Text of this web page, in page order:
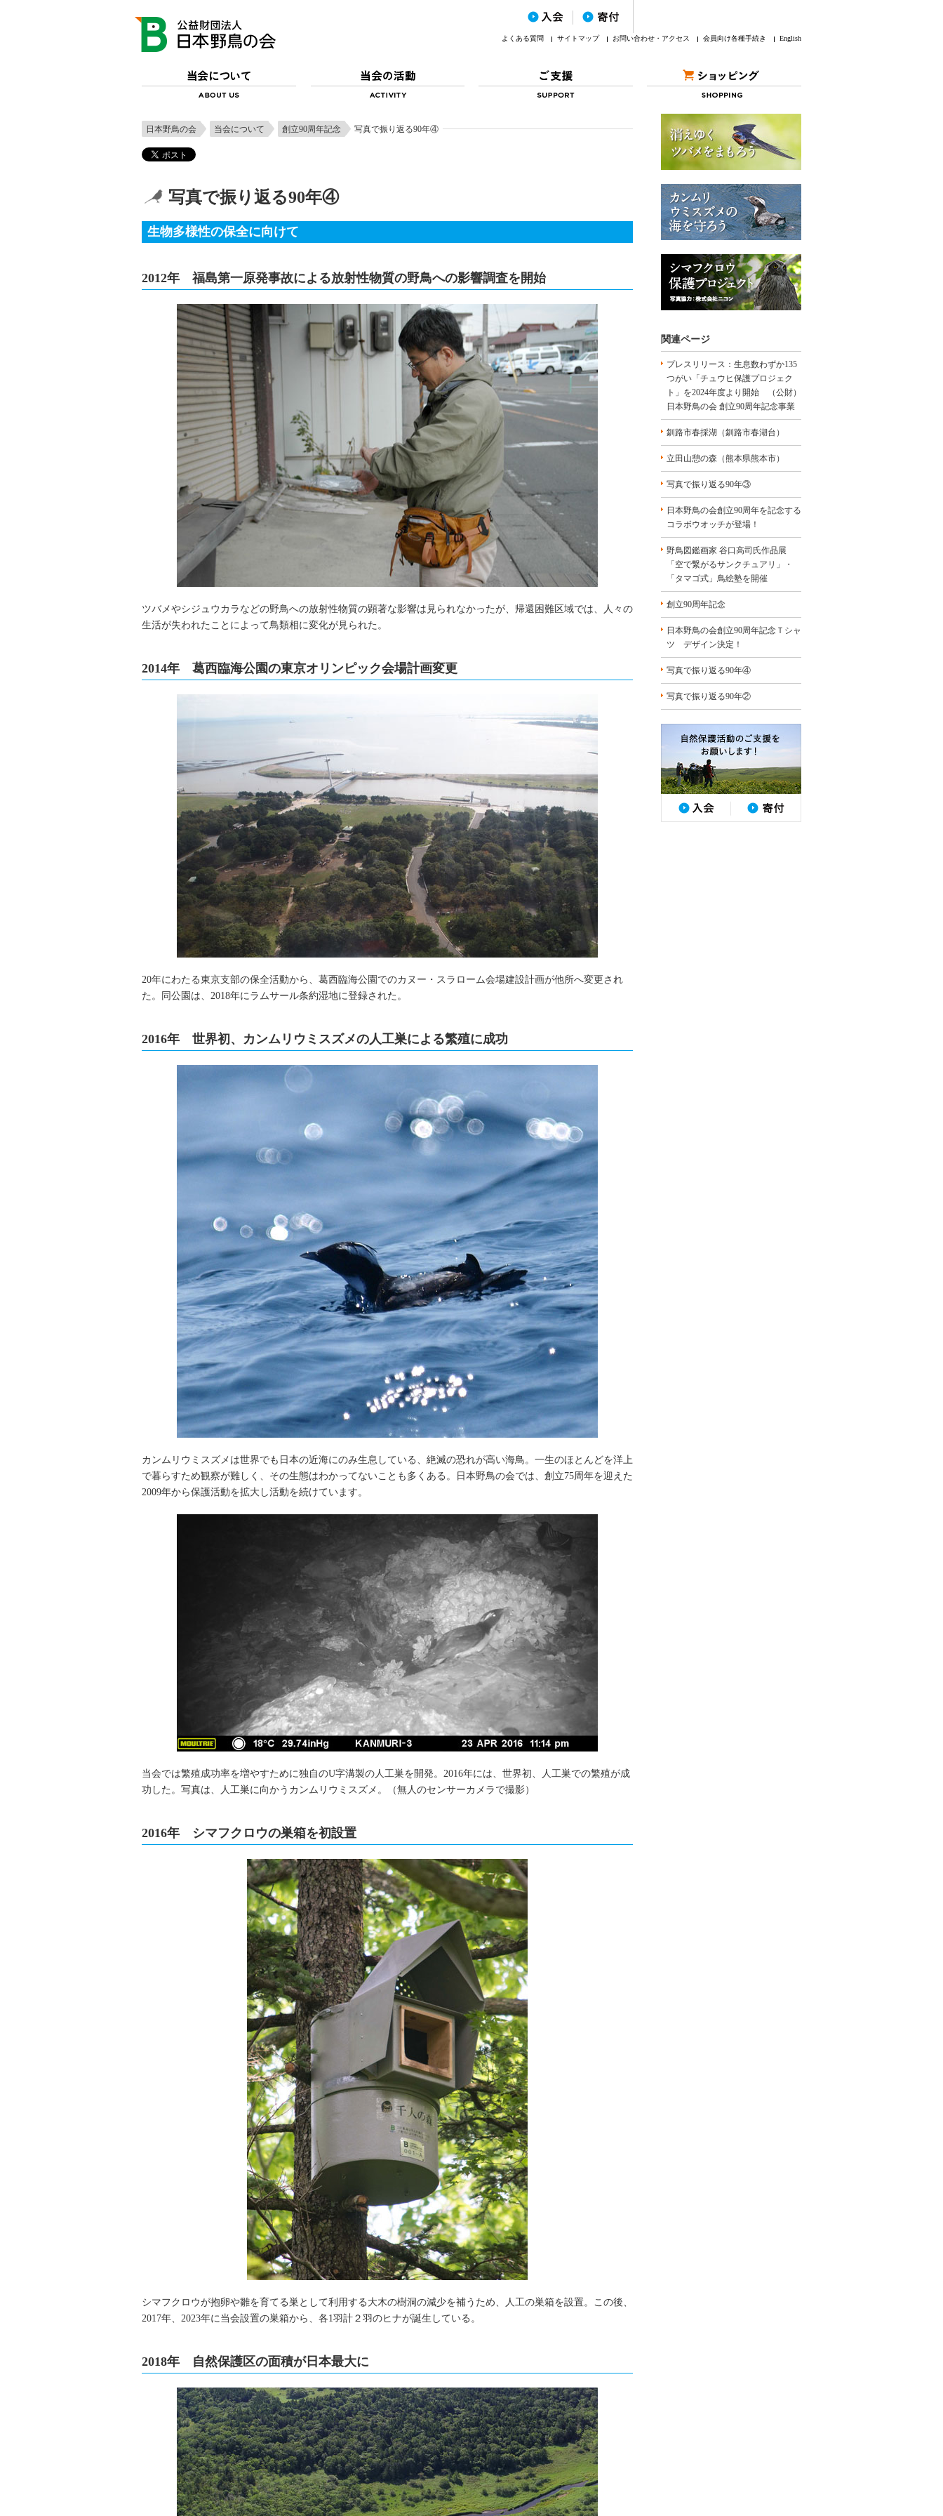
よくある質問 サイトマップ お問い合わせ・アクセス 会員向け各種手続き English
日本野鳥の会 当会について 創立90周年記念 写真で振り返る90年④
写真で振り返る90年④
生物多様性の保全に向けて
2012年 福島第一原発事故による放射性物質の野鳥への影響調査を開始
ツバメやシジュウカラなどの野鳥への放射性物質の顕著な影響は見られなかったが、帰還困難区域では、人々の
生活が失われたことによって鳥類相に変化が見られた。
2014年 葛西臨海公園の東京オリンピック会場計画変更
20年にわたる東京支部の保全活動から、葛西臨海公園でのカヌー・スラローム会場建設計画が他所へ変更され
た。同公園は、2018年にラムサール条約湿地に登録された。
2016年 世界初、カンムリウミスズメの人工巣による繁殖に成功
カンムリウミスズメは世界でも日本の近海にのみ生息している、絶滅の恐れが高い海鳥。一生のほとんどを洋上
で暮らすため観察が難しく、その生態はわかってないことも多くある。日本野鳥の会では、創立75周年を迎えた
2009年から保護活動を拡大し活動を続けています。
当会では繁殖成功率を増やすために独自のU字溝製の人工巣を開発。2016年には、世界初、人工巣での繁殖が成
功した。写真は、人工巣に向かうカンムリウミスズメ。（無人のセンサーカメラで撮影）
2016年 シマフクロウの巣箱を初設置
シマフクロウが抱卵や雛を育てる巣として利用する大木の樹洞の減少を補うため、人工の巣箱を設置。この後、
2017年、2023年に当会設置の巣箱から、各1羽計２羽のヒナが誕生している。
2018年 自然保護区の面積が日本最大に
関連ページ
プレスリリース：生息数わずか135
つがい「チュウヒ保護プロジェク
ト」を2024年度より開始 （公財）
日本野鳥の会 創立90周年記念事業
釧路市春採湖（釧路市春湖台）
立田山憩の森（熊本県熊本市）
写真で振り返る90年③
日本野鳥の会創立90周年を記念する
コラボウオッチが登場！
野鳥図鑑画家 谷口高司氏作品展
「空で繋がるサンクチュアリ」・
「タマゴ式」鳥絵塾を開催
創立90周年記念
日本野鳥の会創立90周年記念Ｔシャ
ツ デザイン決定！
写真で振り返る90年④
写真で振り返る90年②